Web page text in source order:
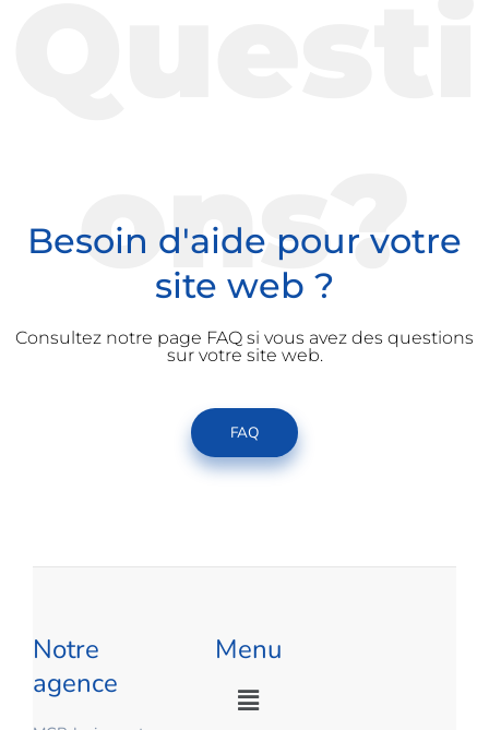
ons?
Besoin d'aide pour votre
site web ?
Consultez notre page FAQ si vous avez des questions
sur votre site web.
FAQ
Notre
agence
Menu
Main
Menu